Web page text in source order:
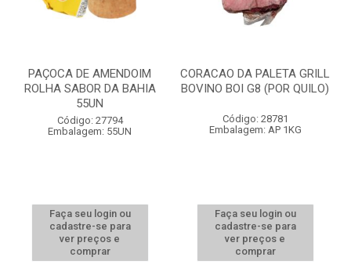
PAÇOCA DE AMENDOIM
ROLHA SABOR DA BAHIA
55UN
Código: 27794
Embalagem: 55UN
Faça seu login ou
cadastre-se para
ver preços e
comprar
CORACAO DA PALETA GRILL
BOVINO BOI G8 (POR QUILO)
Código: 28781
Embalagem: AP 1KG
Faça seu login ou
cadastre-se para
ver preços e
comprar